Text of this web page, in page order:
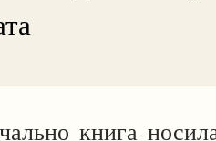
книга